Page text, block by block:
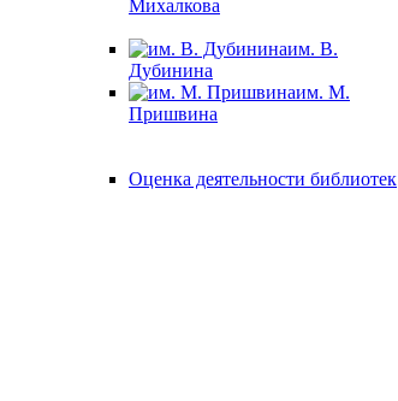
Михалкова
им. В.
Дубинина
им. М.
Пришвина
Оценка деятельности библиотек